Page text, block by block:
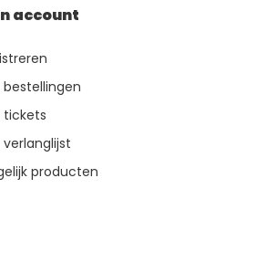
account
bestellingen
tickets
verlanglijst
producten